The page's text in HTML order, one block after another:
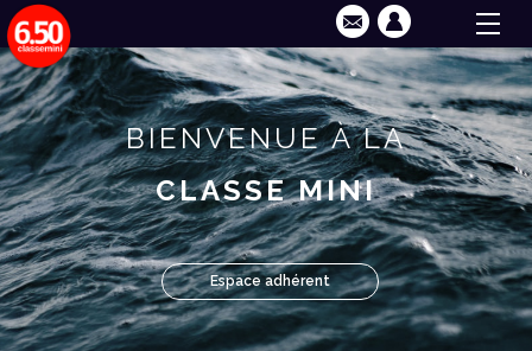
BIENVENUE À LA
CLASSE MINI
Espace adhérent